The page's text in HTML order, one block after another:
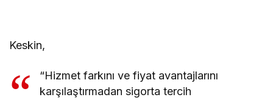
Keskin,
“Hizmet farkını ve fiyat avantajlarını
karşılaştırmadan sigorta tercih